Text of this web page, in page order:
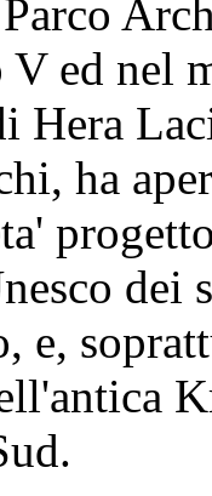
ed nel
Hera
ha
dei
e,